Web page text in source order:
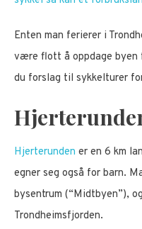
Enten man ferierer i
være flott å oppdage byen
du forslag til sykkelturer
Hjerterunden er en 6 km
egner seg også for barn.
bysentrum (“Midtbyen”),
Trondheimsfjorden.